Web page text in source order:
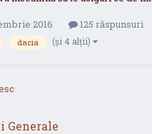
2016 125 răspunsuri
dacia (și 4 alții)
Generale